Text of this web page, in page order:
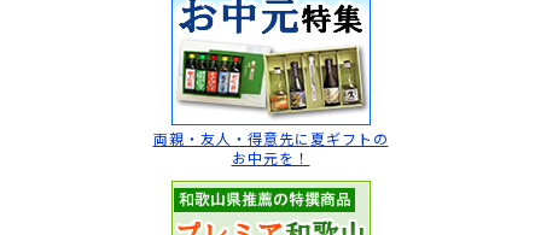
両親・友人・得意先に 夏ギフトの
お中元を！